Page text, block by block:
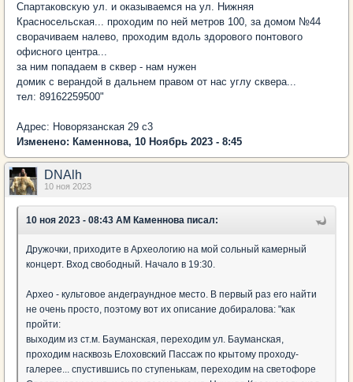
Спартаковскую ул. и оказываемся на ул. Нижняя
Красносельская... проходим по ней метров 100, за домом №44
сворачиваем налево, проходим вдоль здорового понтового
офисного центра...
за ним попадаем в сквер - нам нужен
домик с верандой в дальнем правом от нас углу сквера...
тел: 89162259500"
Адрес: Новорязанская 29 с3
Изменено: Каменнова, 10 Ноябрь 2023 - 8:45
DNAlh
10 ноя 2023
10 ноя 2023 - 08:43 AM Каменнова писал:
Дружочки, приходите в Археологию на мой сольный камерный
концерт. Вход свободный. Начало в 19:30.
Архео - культовое андеграундное место. В первый раз его найти
не очень просто, поэтому вот их описание добиралова: "как
пройти:
выходим из ст.м. Бауманская, переходим ул. Бауманская,
проходим насквозь Елоховский Пассаж по крытому проходу-
галерее... спустившись по ступенькам, переходим на светофоре